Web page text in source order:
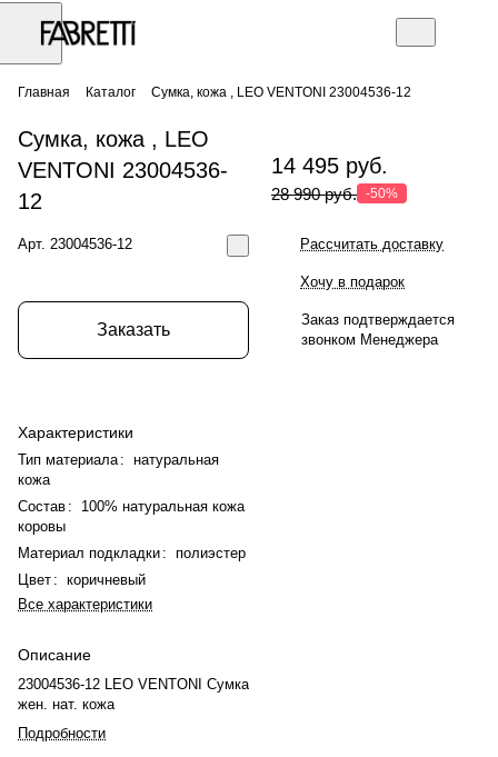
Главная Каталог Сумка, кожа , LEO VENTONI 23004536-12
Сумка, кожа , LEO
VENTONI 23004536-
12
Арт. 23004536-12
Заказать
Характеристики
Тип материала : натуральная
кожа
Состав :
100% натуральная кожа
коровы
Материал подкладки : полиэстер
Цвет : коричневый
Все характеристики
Описание
23004536-12 LEO VENTONI Сумка
жен. нат. кожа
Подробности
14 495 руб.
28 990 руб. -50%
Рассчитать доставку
Хочу в подарок
Заказ подтверждается
звонком Менеджера